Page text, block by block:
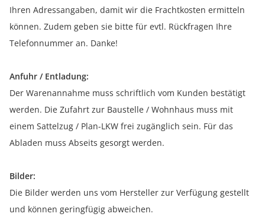
Ihren Adressangaben, damit wir die Frachtkosten ermitteln
können. Zudem geben sie bitte für evtl. Rückfragen Ihre
Telefonnummer an. Danke!
Anfuhr / Entladung:
Der Warenannahme muss schriftlich vom Kunden bestätigt
werden. Die Zufahrt zur Baustelle / Wohnhaus muss mit
einem Sattelzug / Plan-LKW frei zugänglich sein. Für das
Abladen muss Abseits gesorgt werden.
Bilder:
Die Bilder werden uns vom Hersteller zur Verfügung gestellt
und können geringfügig abweichen.